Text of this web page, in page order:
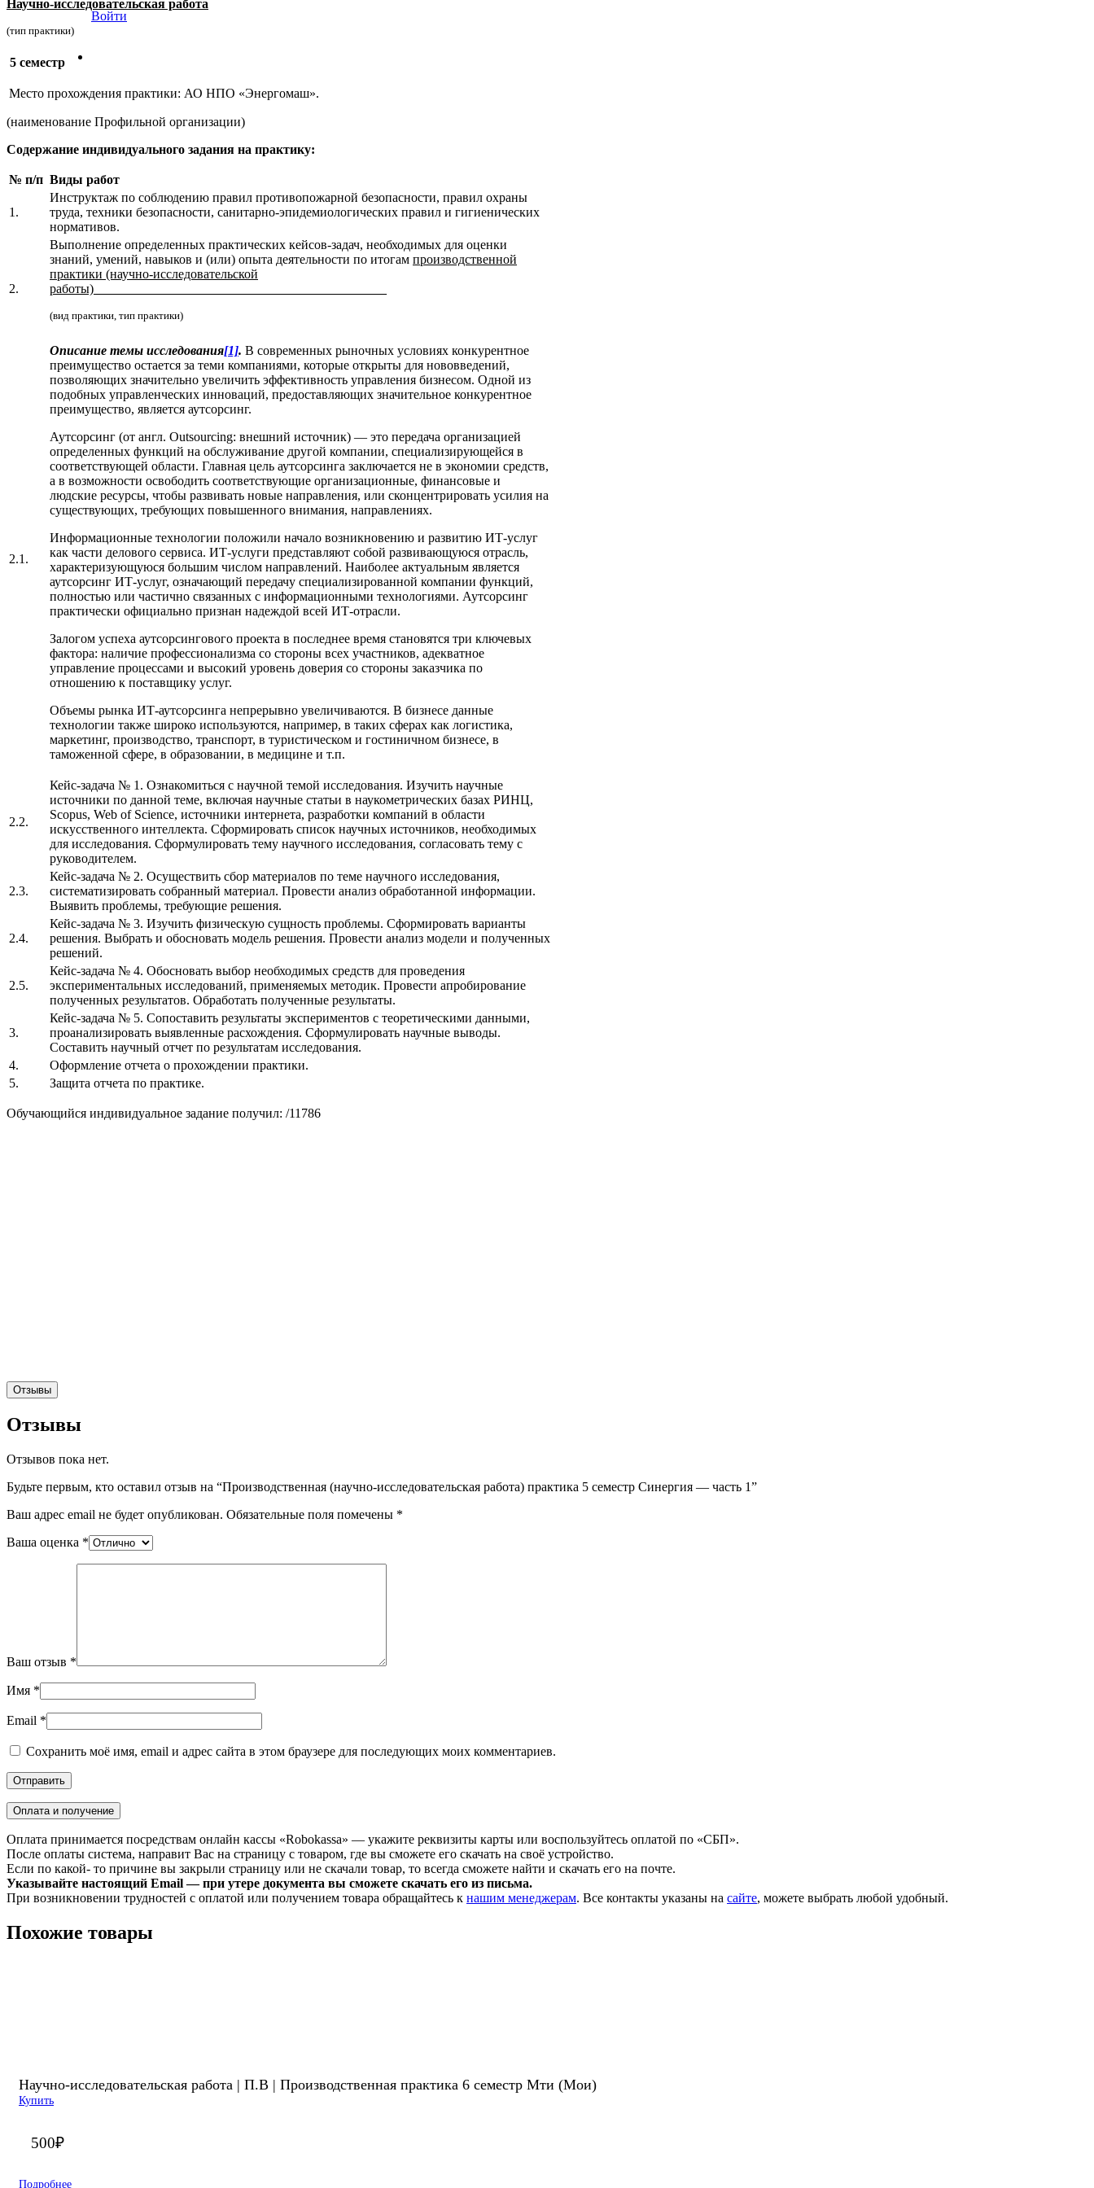
Войти
Научно-исследовательская работа
(тип практики)
5 семестр
Место прохождения практики: АО НПО «Энергомаш».
(наименование Профильной организации)
Содержание индивидуального задания на практику:
№ п/п Виды работ
1.
Инструктаж по соблюдению правил противопожарной безопасности, правил охраны
труда, техники безопасности, санитарно-эпидемиологических правил и гигиенических
нормативов.
2.
Выполнение определенных практических кейсов-задач, необходимых для оценки
знаний, умений, навыков и (или) опыта деятельности по итогам производственной
практики (научно-исследовательской
работы)_____________________________________________
(вид практики, тип практики)
2.1.
Описание темы исследования[1]. В современных рыночных условиях конкурентное
преимущество остается за теми компаниями, которые открыты для нововведений,
позволяющих значительно увеличить эффективность управления бизнесом. Одной из
подобных управленческих инноваций, предоставляющих значительное конкурентное
преимущество, является аутсорсинг.
Аутсорсинг (от англ. Outsourcing: внешний источник) — это передача организацией
определенных функций на обслуживание другой компании, специализирующейся в
соответствующей области. Главная цель аутсорсинга заключается не в экономии средств,
а в возможности освободить соответствующие организационные, финансовые и
людские ресурсы, чтобы развивать новые направления, или сконцентрировать усилия на
существующих, требующих повышенного внимания, направлениях.
Информационные технологии положили начало возникновению и развитию ИТ-услуг
как части делового сервиса. ИТ-услуги представляют собой развивающуюся отрасль,
характеризующуюся большим числом направлений. Наиболее актуальным является
аутсорсинг ИТ-услуг, означающий передачу специализированной компании функций,
полностью или частично связанных с информационными технологиями. Аутсорсинг
практически официально признан надеждой всей ИТ-отрасли.
Залогом успеха аутсорсингового проекта в последнее время становятся три ключевых
фактора: наличие профессионализма со стороны всех участников, адекватное
управление процессами и высокий уровень доверия со стороны заказчика по
отношению к поставщику услуг.
Объемы рынка ИТ-аутсорсинга непрерывно увеличиваются. В бизнесе данные
технологии также широко используются, например, в таких сферах как логистика,
маркетинг, производство, транспорт, в туристическом и гостиничном бизнесе, в
таможенной сфере, в образовании, в медицине и т.п.
2.2.
Кейс-задача № 1. Ознакомиться с научной темой исследования. Изучить научные
источники по данной теме, включая научные статьи в наукометрических базах РИНЦ,
Scopus, Web of Science, источники интернета, разработки компаний в области
искусственного интеллекта. Сформировать список научных источников, необходимых
для исследования. Сформулировать тему научного исследования, согласовать тему с
руководителем.
2.3.
Кейс-задача № 2. Осуществить сбор материалов по теме научного исследования,
систематизировать собранный материал. Провести анализ обработанной информации.
Выявить проблемы, требующие решения.
2.4.
Кейс-задача № 3. Изучить физическую сущность проблемы. Сформировать варианты
решения. Выбрать и обосновать модель решения. Провести анализ модели и полученных
решений.
2.5.
Кейс-задача № 4. Обосновать выбор необходимых средств для проведения
экспериментальных исследований, применяемых методик. Провести апробирование
полученных результатов. Обработать полученные результаты.
3.
Кейс-задача № 5. Сопоставить результаты экспериментов с теоретическими данными,
проанализировать выявленные расхождения. Сформулировать научные выводы.
Составить научный отчет по результатам исследования.
4.
Оформление отчета о прохождении практики.
5.
Защита отчета по практике.
Обучающийся индивидуальное задание получил: /11786
Отзывы
Отзывы
Отзывов пока нет.
Будьте первым, кто оставил отзыв на “Производственная (научно-исследовательская работа) практика 5 семестр Синергия — часть 1”
Ваш адрес email не будет опубликован. Обязательные поля помечены *
Ваша оценка *
Ваш отзыв *
Имя *
Email *
Сохранить моё имя, email и адрес сайта в этом браузере для последующих моих комментариев.
Оплата и получение
Оплата принимается посредствам онлайн кассы «Robokassa» — укажите реквизиты карты или воспользуйтесь оплатой по «СБП».
После оплаты система, направит Вас на страницу с товаром, где вы сможете его скачать на своё устройство.
Если по какой- то причине вы закрыли страницу или не скачали товар, то всегда сможете найти и скачать его на почте.
Указывайте настоящий Email — при утере документа вы сможете скачать его из письма.
При возникновении трудностей с оплатой или получением товара обращайтесь к нашим менеджерам. Все контакты указаны на сайте, можете выбрать любой удобный.
Похожие товары
Научно-исследовательская работа | П.В | Производственная практика 6 семестр Мти (Мои)
Купить
500₽
Подробнее